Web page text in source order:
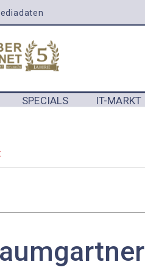
SPECIALS IT-MARKT